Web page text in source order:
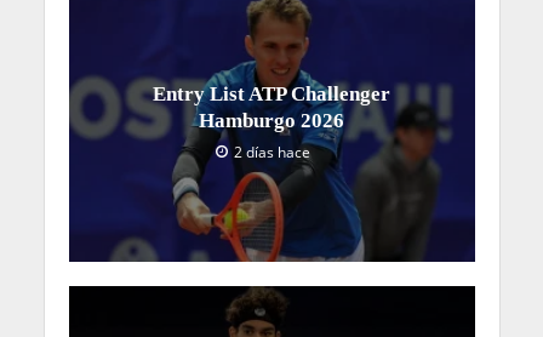
Entry List ATP Challenger
Hamburgo 2026
2 días hace